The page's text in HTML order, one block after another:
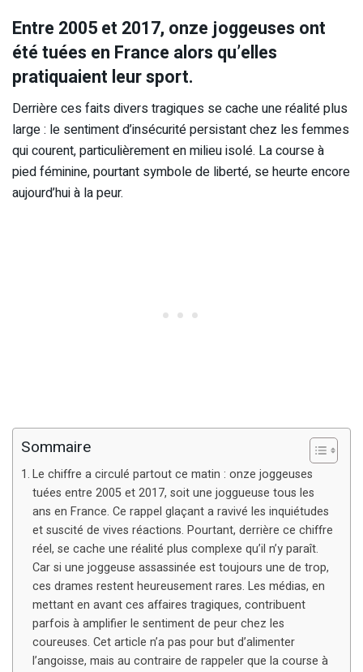
Entre 2005 et 2017, onze joggeuses ont
été tuées en France alors qu’elles
pratiquaient leur sport.
Derrière ces faits divers tragiques se cache une réalité plus
large : le sentiment d’insécurité persistant chez les femmes
qui courent, particulièrement en milieu isolé. La course à
pied féminine, pourtant symbole de liberté, se heurte encore
aujourd’hui à la peur.
Sommaire
Le chiffre a circulé partout ce matin : onze joggeuses
tuées entre 2005 et 2017, soit une joggueuse tous les
ans en France. Ce rappel glaçant a ravivé les inquiétudes
et suscité de vives réactions. Pourtant, derrière ce chiffre
réel, se cache une réalité plus complexe qu’il n’y paraît.
Car si une joggeuse assassinée est toujours une de trop,
ces drames restent heureusement rares. Les médias, en
mettant en avant ces affaires tragiques, contribuent
parfois à amplifier le sentiment de peur chez les
coureuses. Cet article n’a pas pour but d’alimenter
l’angoisse, mais au contraire de rappeler que la course à